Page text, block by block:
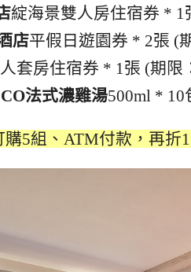
綻海景雙人房住宿券 * 1
店平假日遊園券 * 2張 (
套房住宿券 * 1張 (期限
法式濃雞湯500ml * 10
購5組、ATM付款，再折